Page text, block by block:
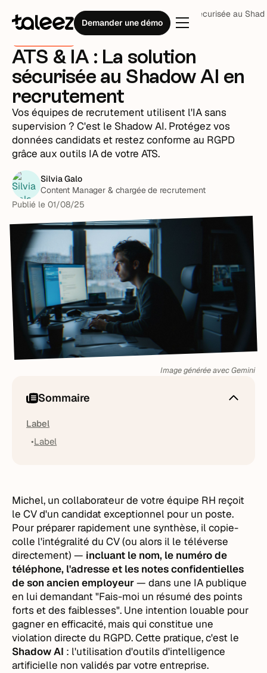
Demander une démo
Blog ATS & Outils ATS & IA : La solution sécurisée au
ATS & IA : La solution
sécurisée au Shadow AI en
recrutement
Vos équipes de recrutement utilisent l'IA sans
supervision ? C'est le Shadow AI. Protégez vos
données candidats et restez conforme au RGPD
grâce aux outils IA de votre ATS.
Silvia Galo
Content Manager & chargée de recrutement
Publié le01/08/25
Image générée avec Gemini
Sommaire
Label
Label
Michel, un collaborateur de votre équipe RH reçoit
le CV d'un candidat exceptionnel pour un poste.
Pour préparer rapidement une synthèse, il copie-
colle l'intégralité du CV (ou alors il le téléverse
directement) — incluant le nom, le numéro de
téléphone, l'adresse et les notes confidentielles
de son ancien employeur— dans une IA publique
en lui demandant "Fais-moi un résumé des points
forts et des faiblesses". Une intention louable pour
gagner en efficacité, mais qui constitue une
violation directe du RGPD. Cette pratique, c'est le
Shadow AI : l'utilisation d'outils d'intelligence
artificielle non validés par votre entreprise.